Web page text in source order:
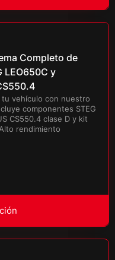
Completo de
LEO650C y
tu vehículo con nuestro
componentes STEG
CS550.4 clase D y kit
rendimiento